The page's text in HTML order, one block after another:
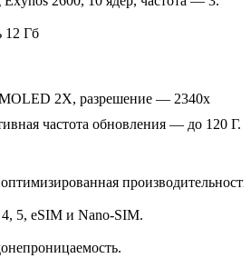
12 Гб
2X, разрешение — 2340x
частота обновления — до 120 Г.
оптимизированная производительность
4, 5, eSIM и Nano‑SIM.